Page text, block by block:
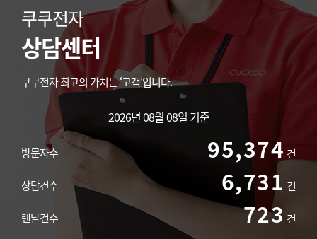
쿠쿠전자
상담센터
쿠쿠전자 최고의 가치는 ‘고객’입니다.
2026년 08월 08일 기준
방문자수 95,374 건
상담건수 6,731 건
렌탈건수 723 건